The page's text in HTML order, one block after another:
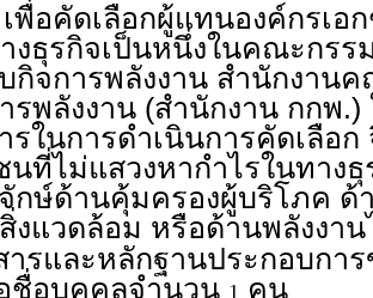
คัดเลือกผู้แทนองค์กรเอก
งธุรกิจเป็นหนึ่งในคณะกรร
กิจการพลังงาน สำนักงาน
รพลังงาน (สำนักงาน กกพ
รในการดำเนินการคัดเลือ
นที่ไม่แสวงหากำไรในทาง
กษ์ด้านคุ้มครองผู้บริโภค ด้
งแวดล้อม หรือด้านพลังงา
ารและหลักฐานประกอบกา
ชื่อบุคคลจำนวน 1 คน